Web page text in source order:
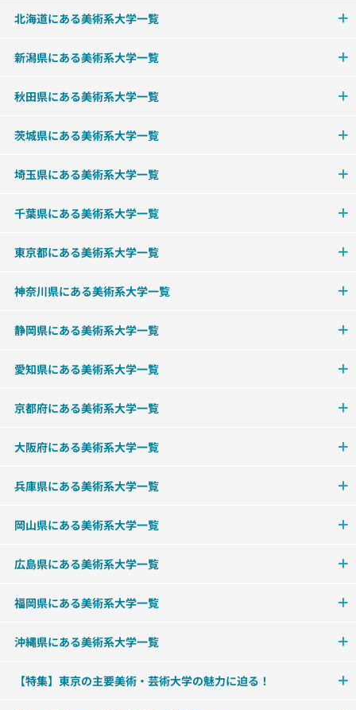
北海道にある美術系大学一覧
新潟県にある美術系大学一覧
秋田県にある美術系大学一覧
茨城県にある美術系大学一覧
埼玉県にある美術系大学一覧
千葉県にある美術系大学一覧
東京都にある美術系大学一覧
神奈川県にある美術系大学一覧
静岡県にある美術系大学一覧
愛知県にある美術系大学一覧
京都府にある美術系大学一覧
大阪府にある美術系大学一覧
兵庫県にある美術系大学一覧
岡山県にある美術系大学一覧
広島県にある美術系大学一覧
福岡県にある美術系大学一覧
沖縄県にある美術系大学一覧
【特集】東京の主要美術・芸術大学の魅力に迫る！